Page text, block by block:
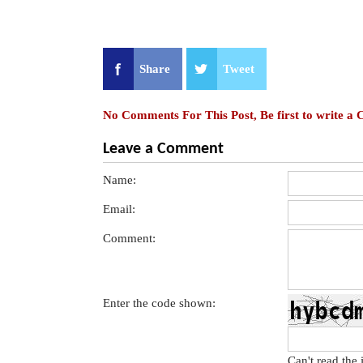
Share Tweet
No Comments For This Post, Be first to write a
Leave a Comment
Name:
Email:
Comment:
Enter the code shown: